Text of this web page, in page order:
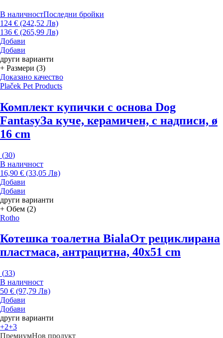
В наличностПоследни бройки
124 € (242,52 Лв)
136 € (265,99 Лв)
Добави
Добави
други варианти
+ Размери (3)
Доказано качество
Plaček Pet Products
Комплект купички с основа Dog
FantasyЗа куче, керамичен, с надписи, ø
16 cm
(30)
В наличност
16,90 € (33,05 Лв)
Добави
Добави
други варианти
+ Обем (2)
Rotho
Котешка тоалетна BialaОт рециклирана
пластмаса, антрацитна, 40x51 cm
(33)
В наличност
50 € (97,79 Лв)
Добави
Добави
други варианти
+2+3
ПремиумНов продукт